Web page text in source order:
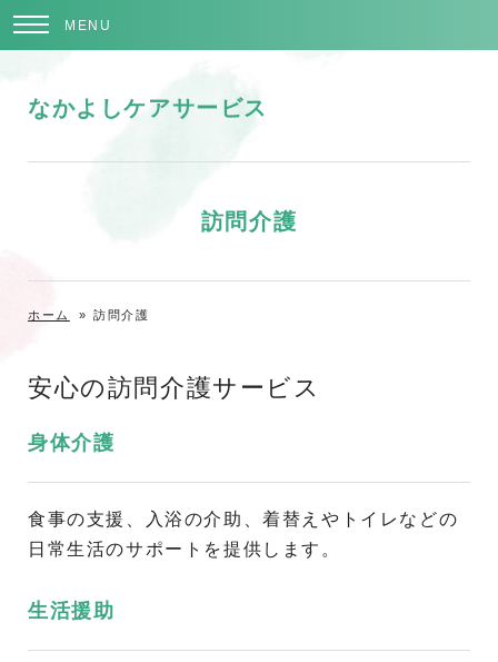
MENU
なかよしケアサービス
訪問介護
ホーム » 訪問介護
安心の訪問介護サービス
身体介護
食事の支援、入浴の介助、着替えやトイレなどの
日常生活のサポートを提供します。
生活援助